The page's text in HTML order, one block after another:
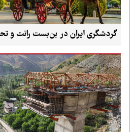
گردشگری ایران در بن‌بست رانت و تحریم